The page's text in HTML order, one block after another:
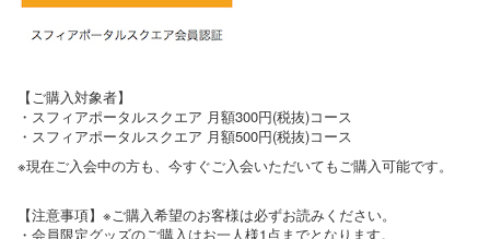
【ご購入対象者】
・スフィアポータルスクエア 月額300円(税抜)コース
・スフィアポータルスクエア 月額500円(税抜)コース
※現在ご入会中の方も、今すぐご入会いただいてもご購入可能です。
【注意事項】※ご購入希望のお客様は必ずお読みください。
・会員限定グッズのご購入はお一人様1点までとなります。